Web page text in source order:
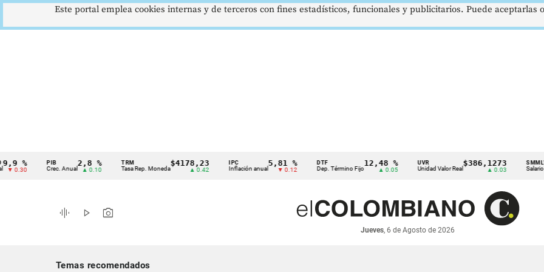
Cintillo
indicadores
económicos
PIB
Crec. Anual
2,8 %
▲ 0.10
TRM
Tasa Rep. Moneda
$4178,23
▲ 0.42
IPC
Inflación anual
5,81 %
▼ 0.12
DTF
Dep. Término Fijo
12,48 %
▲ 0.05
UVR
Unidad Valor Real
$386,1273 SMMLV
Salario Mínimo
graphic_eq play_arrow photo_camera
Jueves, 6 de Agosto de 2026
Temas recomendados
Este portal emplea cookies internas y de terceros con fines estadísticos, funcionales y publicitarios. Puede aceptarlas